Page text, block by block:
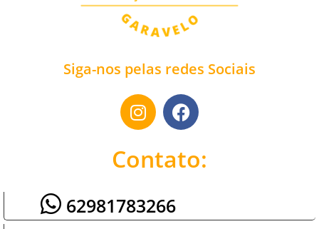
Siga-nos pelas redes Sociais
Contato:
62981783266